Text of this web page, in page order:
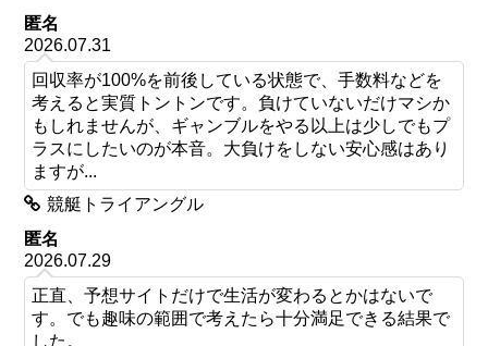
匿名
2026.07.31
回収率が100%を前後している状態で、手数料などを
考えると実質トントンです。負けていないだけマシか
もしれませんが、ギャンブルをやる以上は少しでもプ
ラスにしたいのが本音。大負けをしない安心感はあり
ますが...
競艇トライアングル
匿名
2026.07.29
正直、予想サイトだけで生活が変わるとかはないで
す。でも趣味の範囲で考えたら十分満足できる結果で
した。